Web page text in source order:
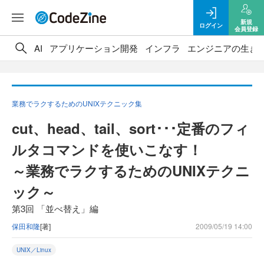
ログイン
新規
会員登録
AI アプリケーション開発 インフラ エンジニアの生き
業務でラクするためのUNIXテクニック集
cut、head、tail、sort･･･定番のフィ
ルタコマンドを使いこなす！
～業務でラクするためのUNIXテクニ
ック～
第3回 「並べ替え」編
保田和隆[著] 2009/05/19 14:00
UNIX／Linux